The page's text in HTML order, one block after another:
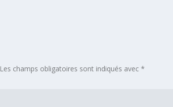
Les champs obligatoires sont indiqués avec*